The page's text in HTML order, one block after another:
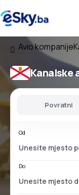
Avio kompanije
Kanalske
Povratni
Od
Do